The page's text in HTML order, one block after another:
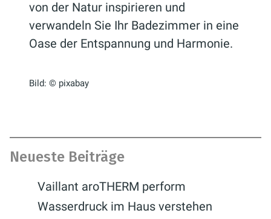
von der Natur inspirieren und
verwandeln Sie Ihr Badezimmer in eine
Oase der Entspannung und Harmonie.
Bild: © pixabay
Neueste Beiträge
Vaillant aroTHERM perform
Wasserdruck im Haus verstehen